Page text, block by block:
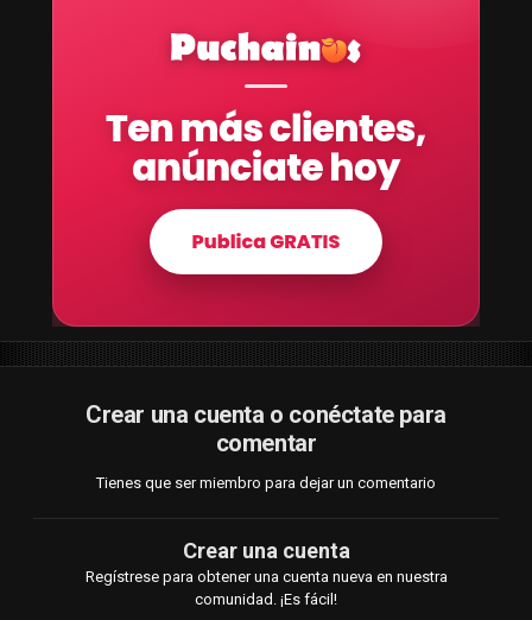
Crear una cuenta o conéctate para
comentar
Tienes que ser miembro para dejar un comentario
Crear una cuenta
Regístrese para obtener una cuenta nueva en nuestra
comunidad. ¡Es fácil!